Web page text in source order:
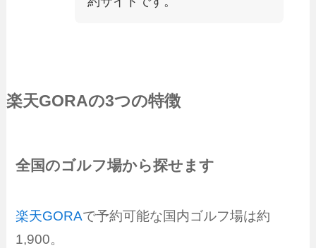
楽天GORAの3つの特徴
全国のゴルフ場から探せます
楽天GORAで予約可能な国内ゴルフ場は約
1,900。